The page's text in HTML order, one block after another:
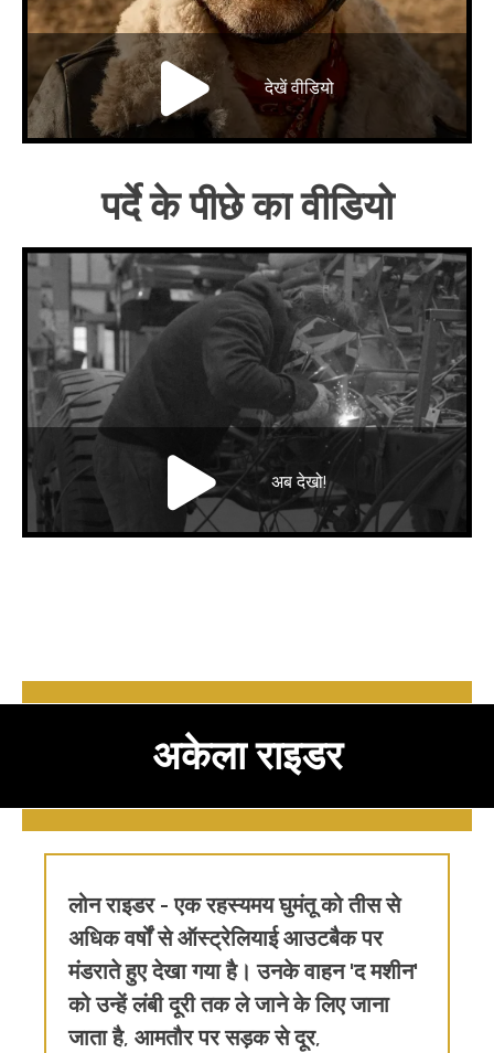
तकनीकी
ब्रोशरदेखें वीडियो
पर्दे के पीछे का वीडियो
अब देखो!
अकेला राइडर
लोन राइडर - एक रहस्यमय घुमंतू को तीस से
अधिक वर्षों से ऑस्ट्रेलियाई आउटबैक पर
मंडराते हुए देखा गया है। उनके वाहन 'द मशीन'
को उन्हें लंबी दूरी तक ले जाने के लिए जाना
जाता है, आमतौर पर सड़क से दूर,